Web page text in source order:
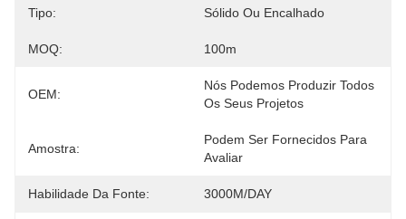
Tipo: Sólido Ou Encalhado
MOQ: 100m
OEM:
Nós Podemos Produzir Todos
Os Seus Projetos
Amostra:
Podem Ser Fornecidos Para
Avaliar
Habilidade Da Fonte: 3000M/DAY